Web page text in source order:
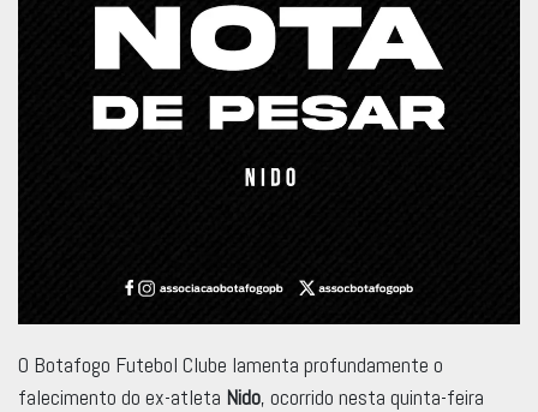
O Botafogo Futebol Clube lamenta profundamente o
falecimento do ex-atleta Nido, ocorrido nesta quinta-feira